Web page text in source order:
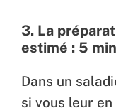
3. La
estimé : 5
Dans un
si vous leur